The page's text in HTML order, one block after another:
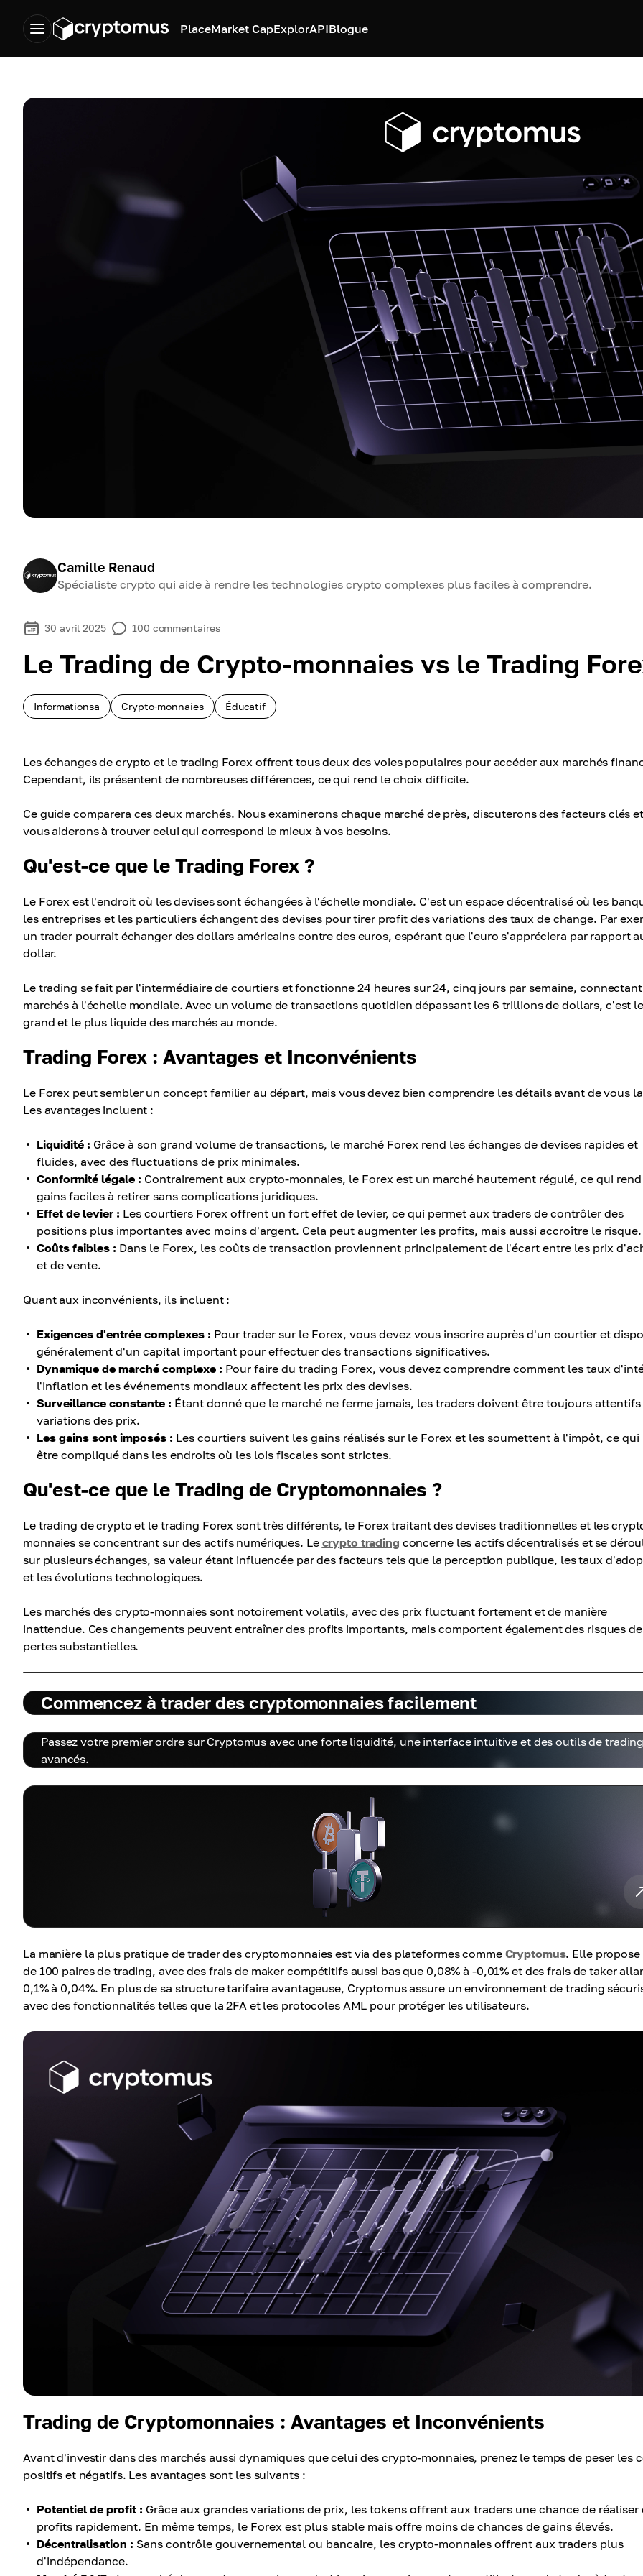
PlaceMarket CapExplorAPIBlogue
Camille Renaud
Spécialiste crypto qui aide à rendre les technologies crypto complexes plus faciles à comprendre.
30 avril 2025 100 commentaires
Le Trading de Crypto-monnaies vs le Trading
Informationsa Crypto-monnaies Éducatif
Les échanges de crypto et le trading Forex offrent tous deux des voies populaires pour accéder aux marchés
Cependant, ils présentent de nombreuses différences, ce qui rend le choix difficile.
Ce guide comparera ces deux marchés. Nous examinerons chaque marché de près, discuterons des facteurs clés et
vous aiderons à trouver celui qui correspond le mieux à vos besoins.
Qu'est-ce que le Trading Forex ?
Le Forex est l'endroit où les devises sont échangées à l'échelle mondiale. C'est un espace décentralisé où les
les entreprises et les particuliers échangent des devises pour tirer profit des variations des taux de change. Par
un trader pourrait échanger des dollars américains contre des euros, espérant que l'euro s'appréciera par rapport
dollar.
Le trading se fait par l'intermédiaire de courtiers et fonctionne 24 heures sur 24, cinq jours par semaine,
marchés à l'échelle mondiale. Avec un volume de transactions quotidien dépassant les 6 trillions de dollars, c'est
grand et le plus liquide des marchés au monde.
Trading Forex : Avantages et Inconvénients
Le Forex peut sembler un concept familier au départ, mais vous devez bien comprendre les détails avant de vous
Les avantages incluent :
Liquidité : Grâce à son grand volume de transactions, le marché Forex rend les échanges de devises rapides et
fluides, avec des fluctuations de prix minimales.
Conformité légale : Contrairement aux crypto-monnaies, le Forex est un marché hautement régulé, ce qui
gains faciles à retirer sans complications juridiques.
Effet de levier : Les courtiers Forex offrent un fort effet de levier, ce qui permet aux traders de contrôler des
positions plus importantes avec moins d'argent. Cela peut augmenter les profits, mais aussi accroître le risque.
Coûts faibles : Dans le Forex, les coûts de transaction proviennent principalement de l'écart entre les prix
et de vente.
Quant aux inconvénients, ils incluent :
Exigences d'entrée complexes : Pour trader sur le Forex, vous devez vous inscrire auprès d'un courtier et
généralement d'un capital important pour effectuer des transactions significatives.
Dynamique de marché complexe : Pour faire du trading Forex, vous devez comprendre comment les taux
l'inflation et les événements mondiaux affectent les prix des devises.
Surveillance constante : Étant donné que le marché ne ferme jamais, les traders doivent être toujours
variations des prix.
Les gains sont imposés : Les courtiers suivent les gains réalisés sur le Forex et les soumettent à l'impôt, ce qui
être compliqué dans les endroits où les lois fiscales sont strictes.
Qu'est-ce que le Trading de Cryptomonnaies ?
Le trading de crypto et le trading Forex sont très différents, le Forex traitant des devises traditionnelles et les
monnaies se concentrant sur des actifs numériques. Le crypto trading concerne les actifs décentralisés et se
sur plusieurs échanges, sa valeur étant influencée par des facteurs tels que la perception publique, les taux
et les évolutions technologiques.
Les marchés des crypto-monnaies sont notoirement volatils, avec des prix fluctuant fortement et de manière
inattendue. Ces changements peuvent entraîner des profits importants, mais comportent également des risques de
pertes substantielles.
Commencez à trader des cryptomonnaies facilement
Passez votre premier ordre sur Cryptomus avec une forte liquidité, une interface intuitive et des outils de
avancés.
La manière la plus pratique de trader des cryptomonnaies est via des plateformes comme Cryptomus. Elle
de 100 paires de trading, avec des frais de maker compétitifs aussi bas que 0,08% à -0,01% et des frais de taker
0,1% à 0,04%. En plus de sa structure tarifaire avantageuse, Cryptomus assure un environnement de trading
avec des fonctionnalités telles que la 2FA et les protocoles AML pour protéger les utilisateurs.
Trading de Cryptomonnaies : Avantages et Inconvénients
Avant d'investir dans des marchés aussi dynamiques que celui des crypto-monnaies, prenez le temps de peser les
positifs et négatifs. Les avantages sont les suivants :
Potentiel de profit : Grâce aux grandes variations de prix, les tokens offrent aux traders une chance de réaliser
profits rapidement. En même temps, le Forex est plus stable mais offre moins de chances de gains élevés.
Décentralisation : Sans contrôle gouvernemental ou bancaire, les crypto-monnaies offrent aux traders plus
d'indépendance.